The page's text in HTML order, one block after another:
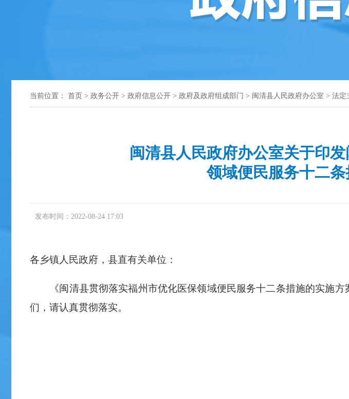
当前位置： 首页 > 政务公开 > 政府信息公开 > 政府及政府组成部门 > 闽清县人民政府办公室 > 法定
闽清县人民政府办公室关于印
领域便民服务十二
发布时间：2022-08-24 17:03
各乡镇人民政府，县直有关单位：
《闽清县贯彻落实福州市优化医保领域便民服务十二条措施的实施方
们，请认真贯彻落实。